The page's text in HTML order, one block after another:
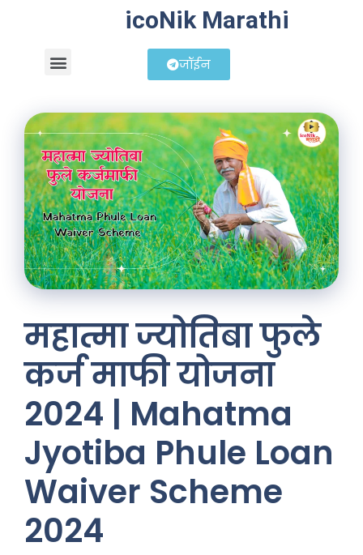
icoNik Marathi
जॉईन
महात्मा ज्योतिबा फुले
कर्ज माफी योजना
2024 | Mahatma
Jyotiba Phule Loan
Waiver Scheme
2024